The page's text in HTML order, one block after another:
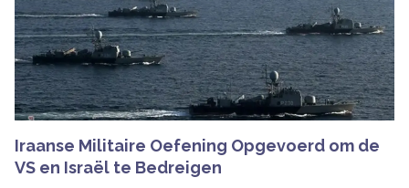
Iraanse Militaire Oefening Opgevoerd om de
VS en Israël te Bedreigen